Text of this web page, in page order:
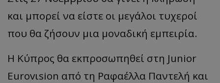
και μπορεί να είστε οι μεγάλοι τυχεροί
που θα ζήσουν μια μοναδική εμπειρία.
Η Κύπρος θα εκπροσωπηθεί στη Junior
Eurovιsion από τη Ραφαέλλα Παντελή και